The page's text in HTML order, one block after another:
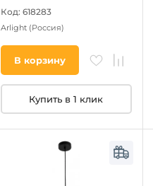
Код: 618283
Arlight (Россия)
В корзину
Купить в 1 клик